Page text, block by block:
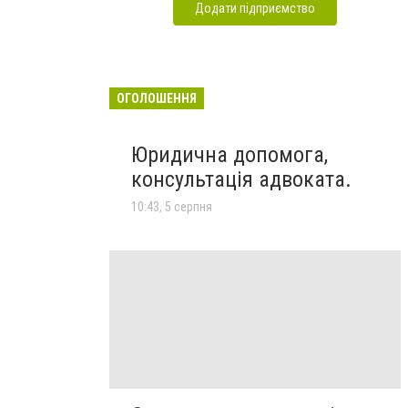
Додати підприємство
ОГОЛОШЕННЯ
Юридична допомога,
консультація адвоката.
10:43, 5 серпня